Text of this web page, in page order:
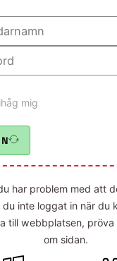
mig
har problem med att
du inte loggat in när du
till webbplatsen, pröva
om sidan.